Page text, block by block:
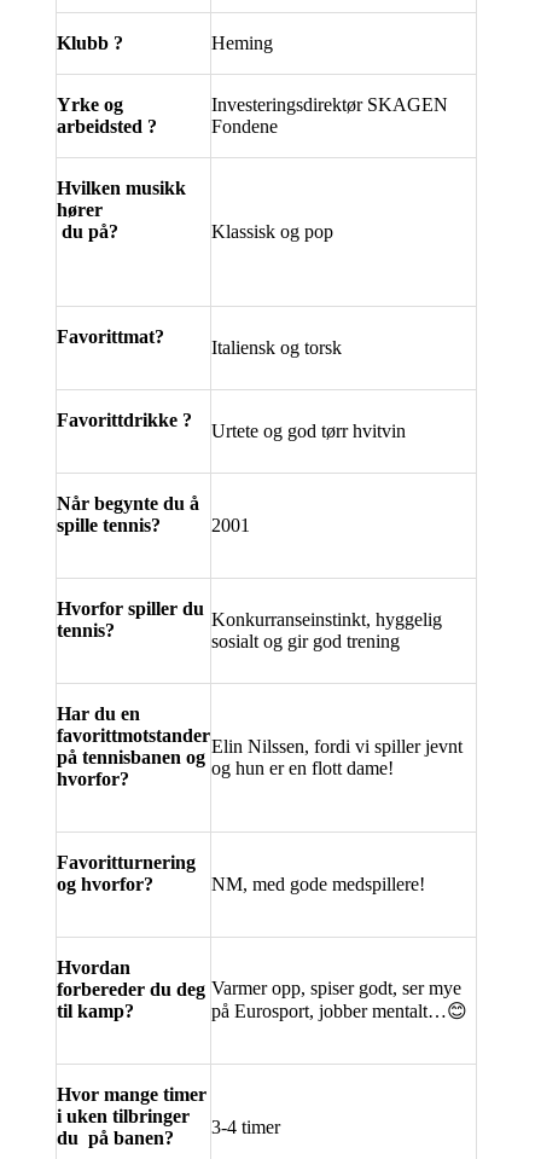
Klubb ? Heming
Yrke og
arbeidsted ?
Investeringsdirektør SKAGEN
Fondene
Hvilken musikk
hører
du på?
Klassisk og pop
Favorittmat?
Italiensk og torsk
Favorittdrikke ?
Urtete og god tørr hvitvin
Når begynte du å
spille tennis?
2001
Hvorfor spiller du
tennis?
Konkurranseinstinkt, hyggelig
sosialt og gir god trening
Har du en
favorittmotstander
på tennisbanen og
hvorfor?
Elin Nilssen, fordi vi spiller jevnt
og hun er en flott dame!
Favoritturnering
og hvorfor?
NM, med gode medspillere!
Hvordan
forbereder du deg
til kamp?
Varmer opp, spiser godt, ser mye
på Eurosport, jobber mentalt…😊
Hvor mange timer
i uken tilbringer
du på banen?
3-4 timer